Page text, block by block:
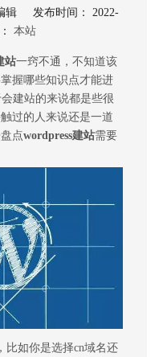
发布时间： 2022-
本站
站一窍不通，不知道该
握哪些知识点才能进
建站的来说都是些很
过的人来说还是一道
点wordpress建站需要
比如你是选择cn域名还